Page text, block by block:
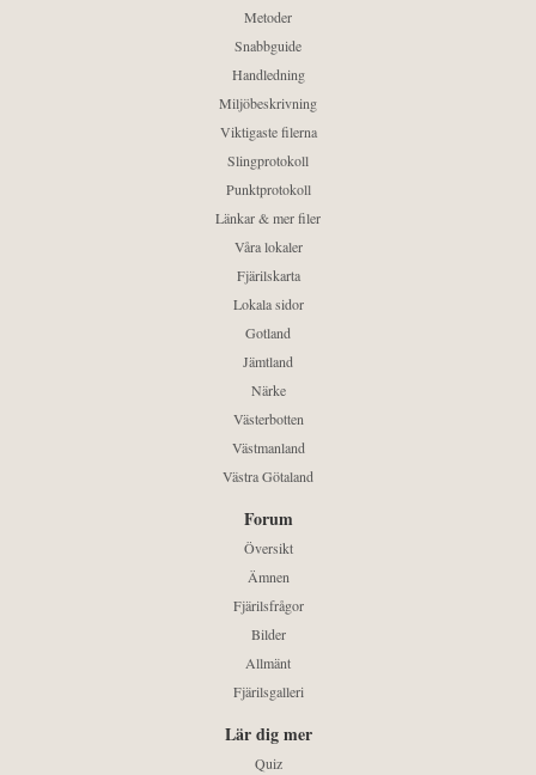
Metoder
Snabbguide
Handledning
Miljöbeskrivning
Viktigaste filerna
Slingprotokoll
Punktprotokoll
Länkar & mer filer
Våra lokaler
Fjärilskarta
Lokala sidor
Gotland
Jämtland
Närke
Västerbotten
Västmanland
Västra Götaland
Forum
Översikt
Ämnen
Fjärilsfrågor
Bilder
Allmänt
Fjärilsgalleri
Lär dig mer
Quiz